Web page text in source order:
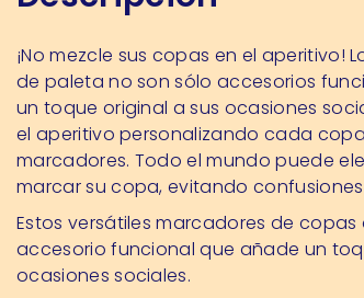
¡No mezcle sus copas en el aperitivo!
de paleta no son sólo accesorios
un toque original a sus ocasiones
el aperitivo personalizando cada
marcadores. Todo el mundo puede
marcar su copa, evitando
Estos versátiles marcadores de
accesorio funcional que añade un
ocasiones sociales.